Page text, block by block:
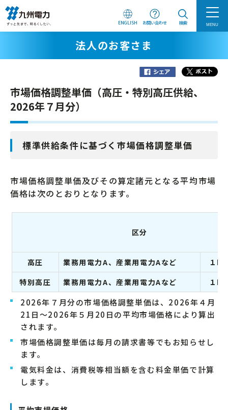
ENGLISH お問い合わせ 検索 MENU
法人のお客さま
市場価格調整単価（高圧・特別高圧供給、
2026年７月分）
標準供給条件に基づく市場価格調整単価
市場価格調整単価及びその算定諸元となる平均市場
価格は次のとおりとなります。
区分
高圧 業務用電力A、産業用電力Aなど
１
特別高圧
業務用電力A、産業用電力Aなど １
2026年７月分の市場価格調整単価は、2026年４月
21日～2026年５月20日の平均市場価格により算出
されます。
市場価格調整単価は毎月の請求書等でもお知らせし
ます。
電気料金は、消費税等相当額を含む料金単価で計算
します。